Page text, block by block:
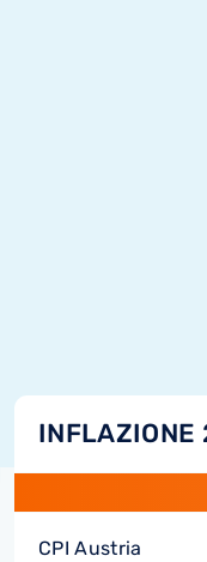
INFLAZIONE
CPI Austria